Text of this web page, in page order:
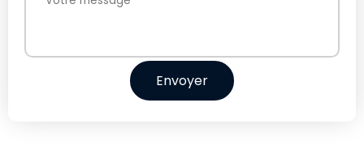
Envoyer